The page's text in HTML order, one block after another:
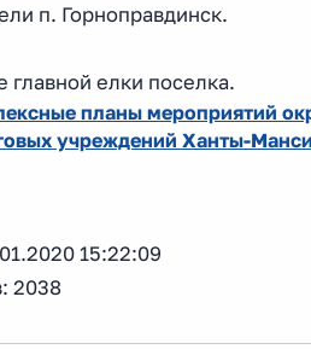
п. Горноправдинск.
главной елки поселка.
планы мероприятий
учреждений Ханты-
15:22:09
2038